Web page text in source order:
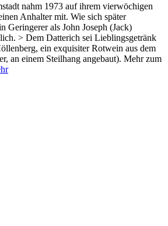
nahm 1973 auf ihrem vierwöchigen
Anhalter mit. Wie sich später
Geringerer als John Joseph (Jack)
> Dem Datterich sei Lieblingsgetränk
ein exquisiter Rotwein aus dem
an einem Steilhang angebaut). Mehr zum